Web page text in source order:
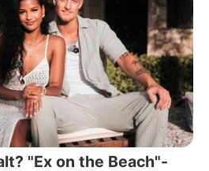
"Ex on the Beach"-